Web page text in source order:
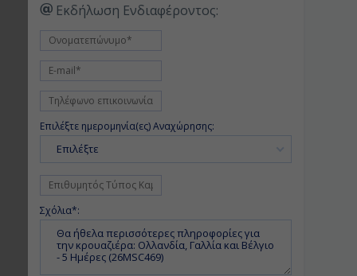
Εκδήλωση Ενδιαφέροντος:
Επιλέξτε ημερομηνία(ες) Αναχώρησης:
Επιλέξτε
Σχόλια*: